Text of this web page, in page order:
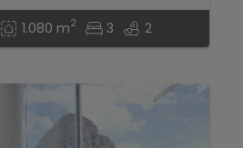
1.080 m2 3 2